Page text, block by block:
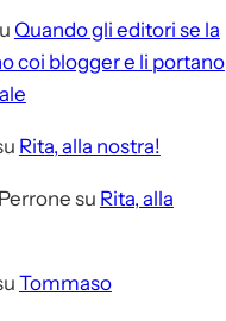
Quando gli editori se la
coi blogger e li portano
Rita, alla nostra!
su Rita, alla
Tommaso